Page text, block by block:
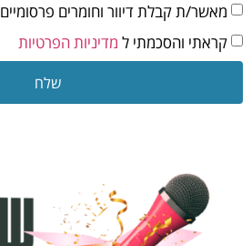
מאשר/ת קבלת דיוור וחומרים פרסומיים
קראתי והסכמתי ל מדיניות הפרטיות
שלח